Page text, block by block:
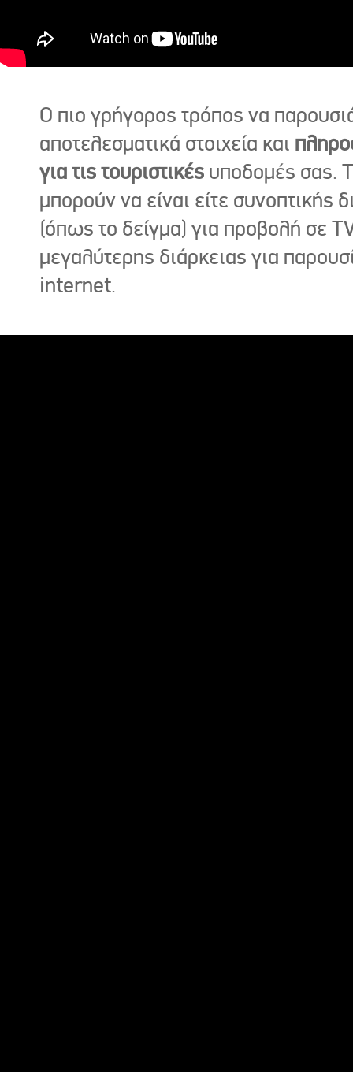
Ο πιο γρήγορος τρόπος να
αποτελεσματικά στοιχεία και
για τις τουριστικές υποδομές σας.
μπορούν να είναι είτε συνοπτικής
(όπως το δείγμα) για προβολή σε
μεγαλύτερης διάρκειας για
internet.